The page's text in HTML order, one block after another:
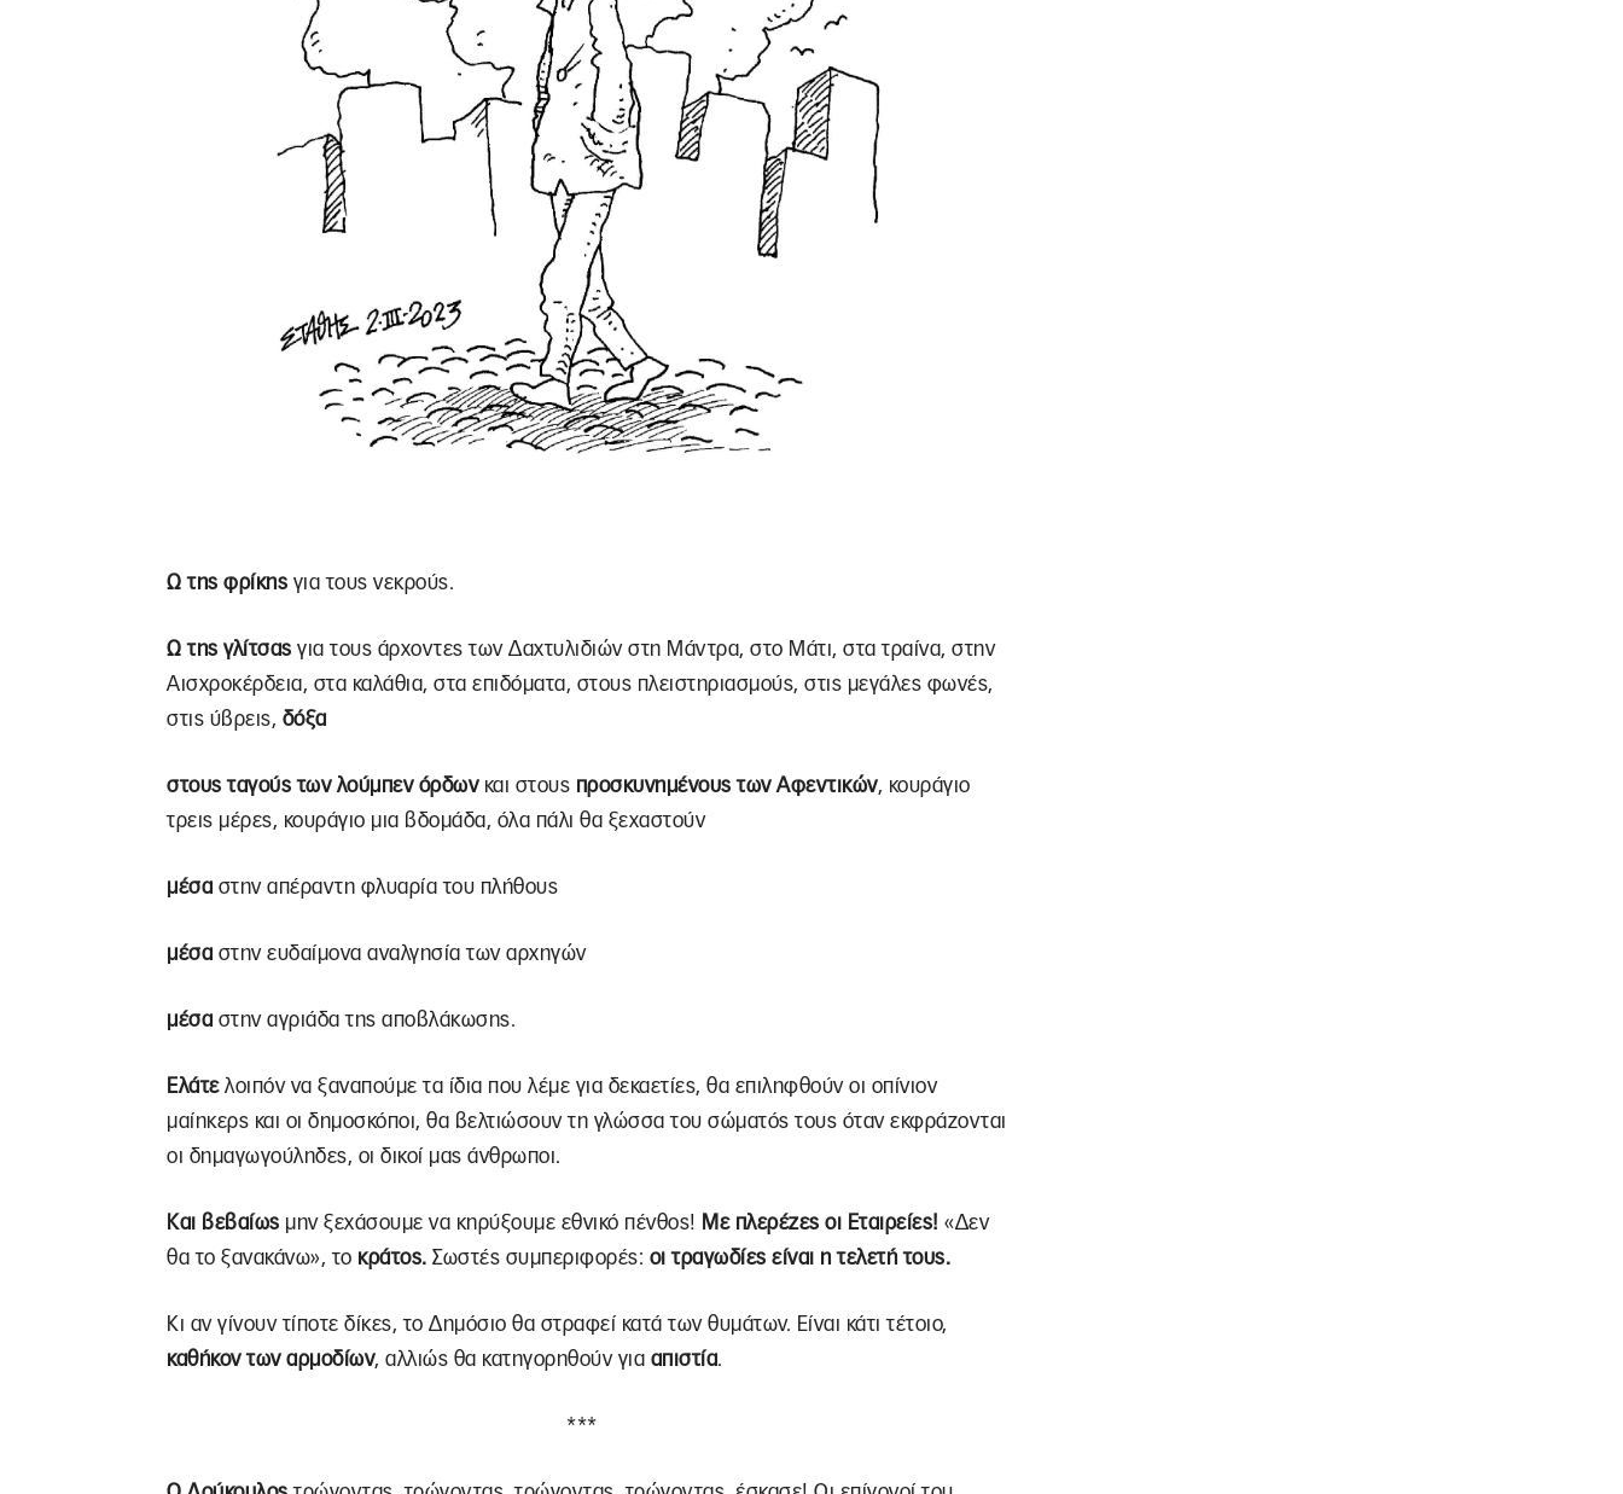
Ω της φρίκης για τους νεκρούς.
Ω της γλίτσας για τους άρχοντες των Δαχτυλιδιών στη Μάντρα, στο Μάτι, στα τραίνα, στην
Αισχροκέρδεια, στα καλάθια, στα επιδόματα, στους πλειστηριασμούς, στις μεγάλες φωνές,
στις ύβρεις, δόξα
στους ταγούς των λούμπεν όρδωνκαι στους προσκυνημένους των Αφεντικών, κουράγιο
τρεις μέρες, κουράγιο μια βδομάδα, όλα πάλι θα ξεχαστούν
μέσα στην απέραντη φλυαρία του πλήθους
μέσα στην ευδαίμονα αναλγησία των αρχηγών
μέσα στην αγριάδα της αποβλάκωσης.
Ελάτελοιπόν να ξαναπούμε τα ίδια που λέμε για δεκαετίες, θα επιληφθούν οι οπίνιον
μαίηκερς και οι δημοσκόποι, θα βελτιώσουν τη γλώσσα του σώματός τους όταν εκφράζονται
οι δημαγωγούληδες, οι δικοί μας άνθρωποι.
Και βεβαίως μην ξεχάσουμε να κηρύξουμε εθνικό πένθος! Με πλερέζες οι Εταιρείες! «Δεν
θα το ξανακάνω», το κράτος. Σωστές συμπεριφορές: οι τραγωδίες είναι η τελετή τους.
Κι αν γίνουν τίποτε δίκες, το Δημόσιο θα στραφεί κατά των θυμάτων. Είναι κάτι τέτοιο,
καθήκον των αρμοδίων, αλλιώς θα κατηγορηθούν για απιστία.
***